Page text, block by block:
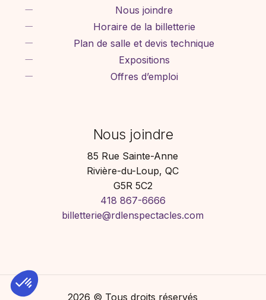
Nous joindre
Horaire de la billetterie
Plan de salle et devis technique
Expositions
Offres d’emploi
Nous joindre
85 Rue Sainte-Anne
Rivière-du-Loup, QC
G5R 5C2
418 867-6666
billetterie@rdlenspectacles.com
2026 © Tous droits réservés